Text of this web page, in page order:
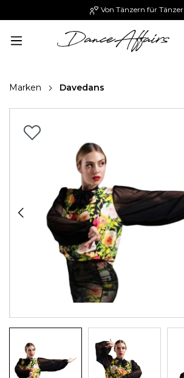
Von Tänzern für Tänzer
Marken Davedans